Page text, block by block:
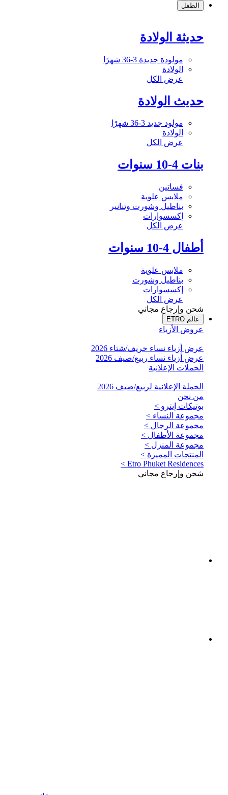
الطفل
حديثة الولادة
مولودة جديدة 3-36 شهرًا
الولادة
عرض الكل
حديث الولادة
مولود جديد 3-36 شهرًا
الولادة
عرض الكل
بنات 4-10 سنوات
فساتين
ملابس علوية
بناطيل وشورت وتنانير
إكسسوارات
عرض الكل
أطفال 4-10 سنوات
ملابس علوية
بناطيل وشورت
إكسسوارات
عرض الكل
شحن وإرجاع مجاني
عالم ETRO
عروض الأزياء
عرض أزياء نساء خريف/شتاء 2026
عرض أزياء نساء ربيع/صيف 2026
الحملات الإعلانية
الحملة الإعلانية لربيع/صيف 2026
من نحن
بوتيكات إيترو >
مجموعة النساء >
مجموعة الرجال >
مجموعة الأطفال >
مجموعة المنزل >
المنتجات المميزة >
Etro Phuket Residences >
شحن وإرجاع مجاني